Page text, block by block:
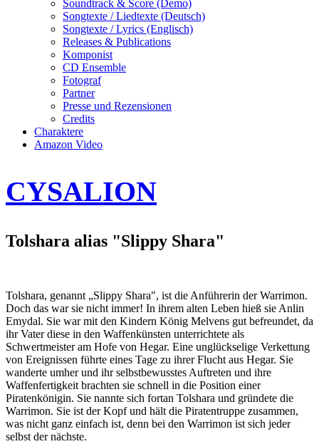
Soundtrack & Score (Demo)
Songtexte / Liedtexte (Deutsch)
Songtexte / Lyrics (Englisch)
Releases & Publications
Komponist
CD Ensemble
Fotograf
Partner
Presse und Rezensionen
Credits
Charaktere
Amazon Video
CYSALION
Tolshara alias "Slippy Shara"
Tolshara, genannt „Slippy Shara", ist die Anführerin der Warrimon.
Doch das war sie nicht immer! In ihrem alten Leben hieß sie Anlin
Emydal. Sie war mit den Kindern König Melvens gut befreundet, da
ihr Vater diese in den Waffenkünsten unterrichtete als
Schwertmeister am Hofe von Hegar. Eine unglückselige Verkettung
von Ereignissen führte eines Tage zu ihrer Flucht aus Hegar. Sie
wanderte umher und ihr selbstbewusstes Auftreten und ihre
Waffenfertigkeit brachten sie schnell in die Position einer
Piratenkönigin. Sie nannte sich fortan Tolshara und gründete die
Warrimon. Sie ist der Kopf und hält die Piratentruppe zusammen,
was nicht ganz einfach ist, denn bei den Warrimon ist sich jeder
selbst der nächste.